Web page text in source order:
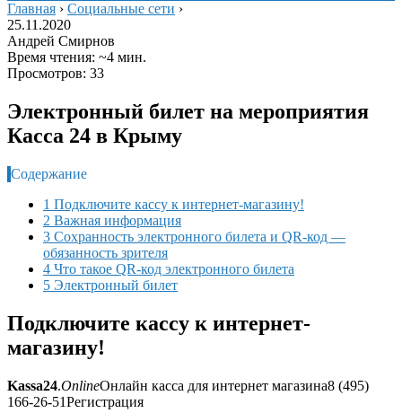
Главная › Социальные сети ›
25.11.2020
Андрей Смирнов
Время чтения: ~4 мин.
Просмотров: 33
Электронный билет на мероприятия
Касса 24 в Крыму
Содержание
1 Подключите кассу к интернет-магазину!
2 Важная информация
3 Сохранность электронного билета и QR-код —
обязанность зрителя
4 Что такое QR-код электронного билета
5 Электронный билет
Подключите кассу к интернет-
магазину!
Kassa24.OnlineОнлайн касса для интернет магазина8 (495)
166-26-51Регистрация